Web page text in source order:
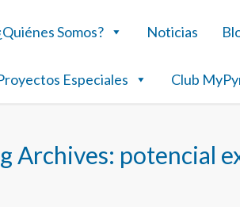
Somos? Noticias
Especiales Club
Archives: potencial